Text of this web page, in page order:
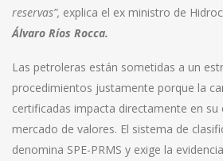
reservas”, explica el ex ministro de
Álvaro Ríos Rocca.
Las petroleras están sometidas a un
procedimientos justamente porque la
certificadas impacta directamente en su
mercado de valores. El sistema de
denomina SPE-PRMS y exige la